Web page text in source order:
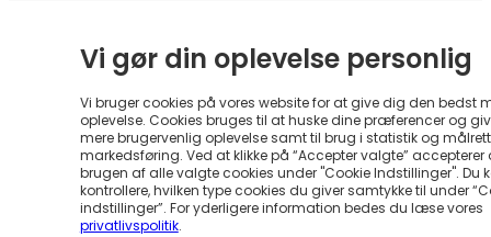
Vi gør din oplevelse personlig
Vi bruger cookies på vores website for at give dig den bedst
oplevelse. Cookies bruges til at huske dine præferencer og
mere brugervenlig oplevelse samt til brug i statistik og
markedsføring. Ved at klikke på “Accepter valgte” accepterer
brugen af alle valgte cookies under "Cookie Indstillinger". Du
kontrollere, hvilken type cookies du giver samtykke til under
indstillinger”. For yderligere information bedes du læse vores
privatlivspolitik.